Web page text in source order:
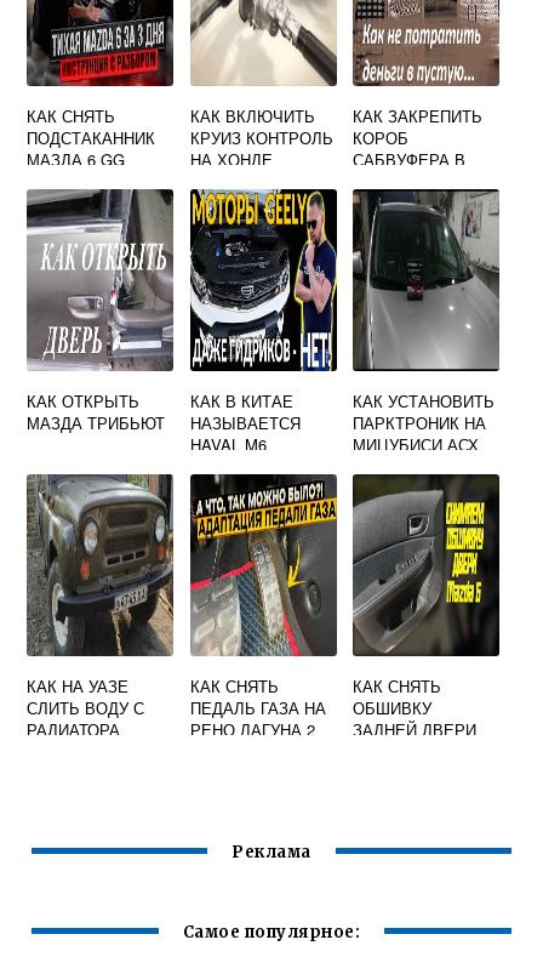
КАК СНЯТЬ
ПОДСТАКАННИК
МАЗДА 6 GG
КАК ВКЛЮЧИТЬ
КРУИЗ КОНТРОЛЬ
НА ХОНДЕ
КАК ЗАКРЕПИТЬ
КОРОБ
САБВУФЕРА В
ПРИОРА
КАК ОТКРЫТЬ
МАЗДА ТРИБЬЮТ
КАК В КИТАЕ
НАЗЫВАЕТСЯ
HAVAL M6
КАК УСТАНОВИТЬ
ПАРКТРОНИК НА
МИЦУБИСИ АСХ
КАК НА УАЗЕ
СЛИТЬ ВОДУ С
РАДИАТОРА
КАК СНЯТЬ
ПЕДАЛЬ ГАЗА НА
РЕНО ЛАГУНА 2
КАК СНЯТЬ
ОБШИВКУ
ЗАДНЕЙ ДВЕРИ
Реклама
Самое популярное: